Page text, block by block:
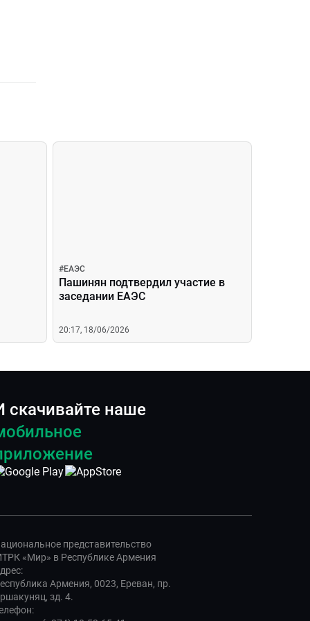
#ЕАЭС
Пашинян подтвердил участие в
заседании ЕАЭС
20:17, 18/06/2026
скачивайте наше
представительство
«Мир» в Республике Армения
Армения, 0023, Ереван, пр.
зд. 4.